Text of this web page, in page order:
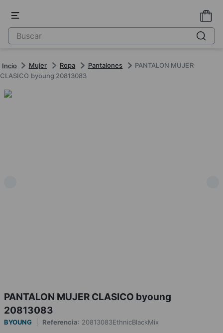
Mujer Ropa Pantalones
PANTALON MUJER
CLASICO byoung 20813083
PANTALON MUJER CLASICO byoung
20813083
BYOUNG Referencia: 20813083EthnicBlackMix